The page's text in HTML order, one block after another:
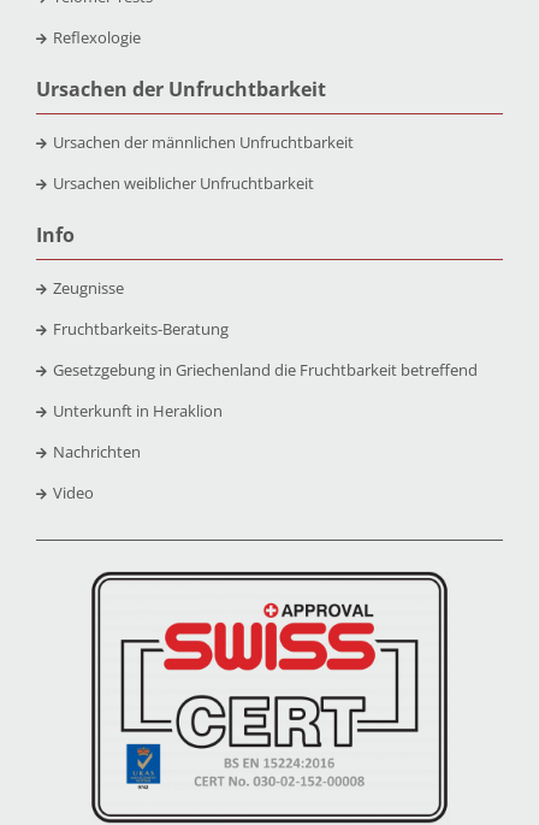
Reflexologie
Ursachen der Unfruchtbarkeit
Ursachen der männlichen Unfruchtbarkeit
Ursachen weiblicher Unfruchtbarkeit
Info
Zeugnisse
Fruchtbarkeits-Beratung
Gesetzgebung in Griechenland die Fruchtbarkeit betreffend
Unterkunft in Heraklion
Nachrichten
Video